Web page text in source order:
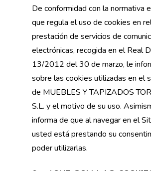
De conformidad con la normativa
que regula el uso de cookies en
prestación de servicios de
electrónicas, recogida en el Real
13/2012 del 30 de marzo, le
sobre las cookies utilizadas en el
de MUEBLES Y TAPIZADOS
S.L. y el motivo de su uso.
informa de que al navegar en el
usted está prestando su
poder utilizarlas.